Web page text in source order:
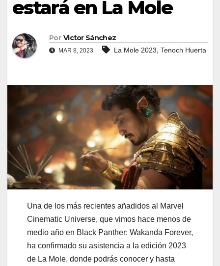
estará en La Mole
Por Victor Sánchez
MAR 8, 2023 La Mole 2023, Tenoch Huerta
Una de los más recientes añadidos al Marvel
Cinematic Universe, que vimos hace menos de
medio año en Black Panther: Wakanda Forever,
ha confirmado su asistencia a la edición 2023
de La Mole, donde podrás conocer y hasta